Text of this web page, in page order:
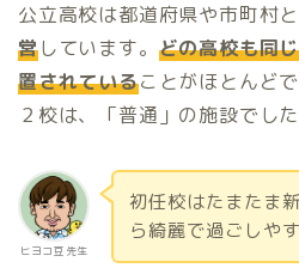
公立高校は都道府県や市町村
営しています。 どの高校も同
置されていることがほとんど
２校は、「普通」の施設でした
ヒヨコ豆 先生
初任校はたまたま
ら綺麗で過ごしや